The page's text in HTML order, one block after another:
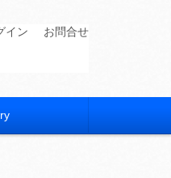
イン お問合せ